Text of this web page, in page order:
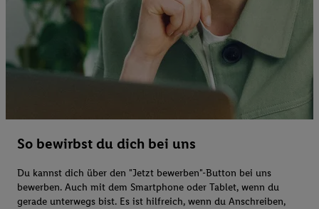
So bewirbst du dich bei uns
Du kannst dich über den "Jetzt bewerben"-Button bei uns
bewerben. Auch mit dem Smartphone oder Tablet, wenn du
gerade unterwegs bist. Es ist hilfreich, wenn du Anschreiben,